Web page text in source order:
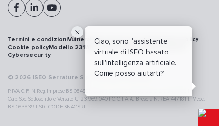
Ciao, sono l'assistente
virtuale di ISEO basato
sull'intelligenza artificiale.
Come posso aiutarti?
© 2026 ISEO Serrature S.p.A. All right reserved
P.IVA C.F. N.Reg.Imprese BS 08499190018 | Cap.Soc.Deliberato € 24.340.965 |
Cap.Soc.Sottoscritto e Versato € 23.969.040 | C.C.I.A.A. Brescia N.REA 447181 |. Mecc.
BS 083839 | SDI CODE SN4CSRI
Termini e condizioniVulnerability disclosure policyPrivacy policy
Cookie policyModello 231WhistleblowingRichiamo prodotti
Cybersecurity